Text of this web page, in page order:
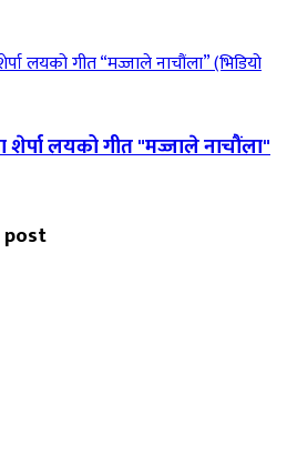
लयको गीत "मज्जाले नाचौंला"